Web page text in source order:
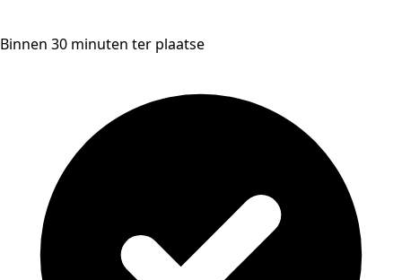
Binnen 30 minuten ter plaatse